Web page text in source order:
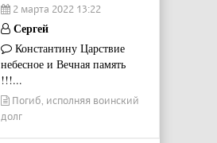
2 марта 2022 13:22
Сергей
Константину Царствие
небесное и Вечная память
!!!...
Погиб, исполняя воинский
долг